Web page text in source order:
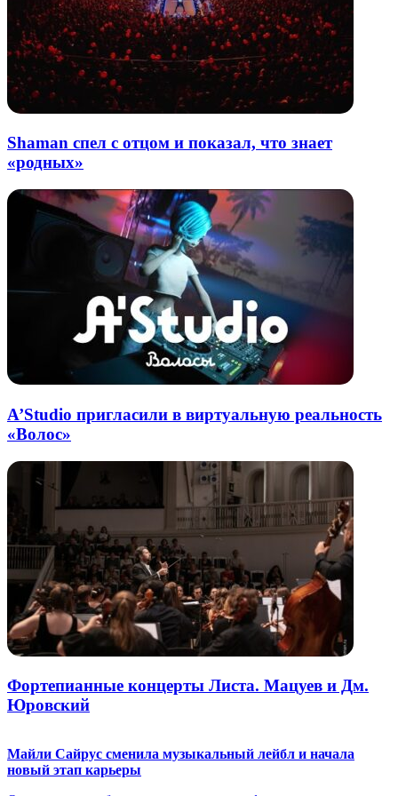
Shaman спел с отцом и показал, что знает
«родных»
A’Studio пригласили в виртуальную реальность
«Волос»
Фортепианные концерты Листа. Мацуев и Дм.
Юровский
Майли Сайрус сменила музыкальный лейбл и начала
новый этап карьеры